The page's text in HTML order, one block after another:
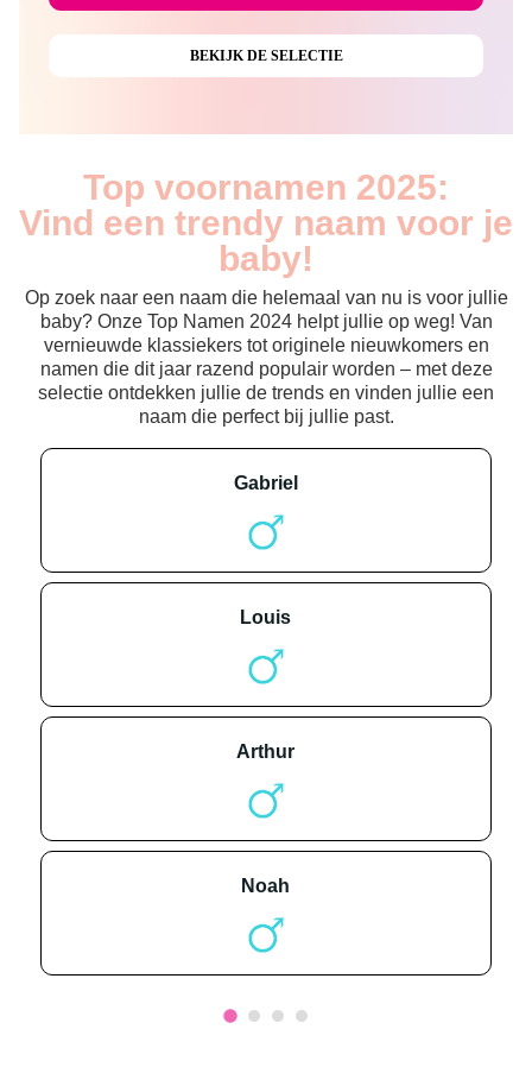
Top voornamen 2025:
Vind een trendy naam voor je
baby!
Op zoek naar een naam die helemaal van nu is voor jullie
baby? Onze Top Namen 2024 helpt jullie op weg! Van
vernieuwde klassiekers tot originele nieuwkomers en
namen die dit jaar razend populair worden – met deze
selectie ontdekken jullie de trends en vinden jullie een
naam die perfect bij jullie past.
gabriel
louis
arthur
noah